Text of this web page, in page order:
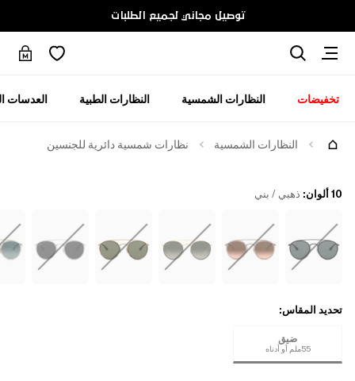
توصيل مجاني لجميع الطلبات
تخفيضات النظارات الشمسية النظارات الطبية العدسات
النظارات الشمسية نظارات شمسية دائرية للجنسين
10 ألوان : ذهبي / بني
تحديد المقاس:
ضيق
55ملم أو أدناه